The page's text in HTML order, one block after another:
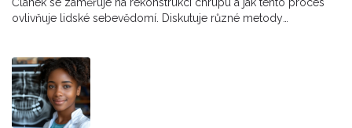
Článek se zaměřuje na rekonstrukci chrupu a jak tento proces
ovlivňuje lidské sebevědomí. Diskutuje různé metody
uvažují o zubní rekonstrukci.